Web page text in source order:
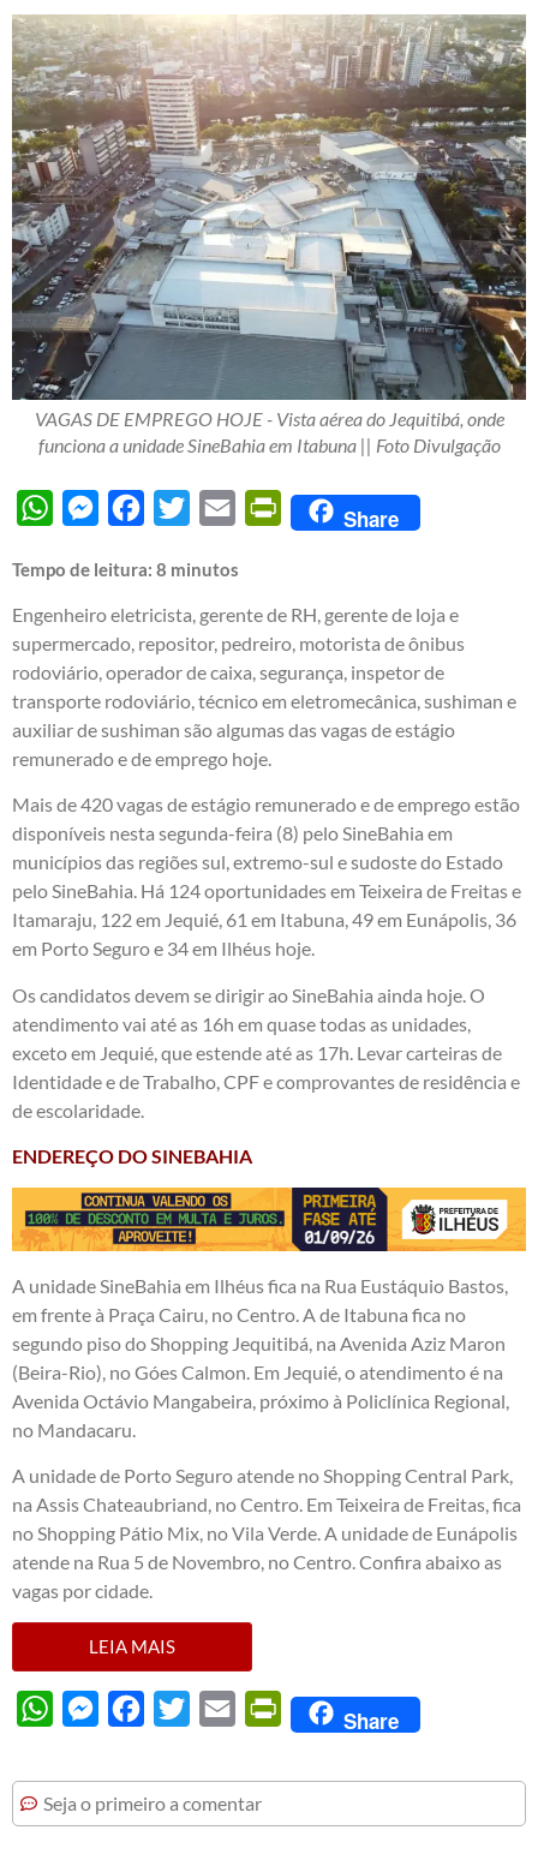
VAGAS DE EMPREGO HOJE - Vista aérea do Jequitibá, onde
funciona a unidade SineBahia em Itabuna || Foto Divulgação
WhatsAppMessengerFacebook
Twitter Email PrintFriendly
Share
Tempo de leitura: 8 minutos
Engenheiro eletricista, gerente de RH, gerente de loja e
supermercado, repositor, pedreiro, motorista de ônibus
rodoviário, operador de caixa, segurança, inspetor de
transporte rodoviário, técnico em eletromecânica, sushiman e
auxiliar de sushiman são algumas das vagas de estágio
remunerado e de emprego hoje.
Mais de 420 vagas de estágio remunerado e de emprego estão
disponíveis nesta segunda-feira (8) pelo SineBahia em
municípios das regiões sul, extremo-sul e sudoste do Estado
pelo SineBahia. Há 124 oportunidades em Teixeira de Freitas e
Itamaraju, 122 em Jequié, 61 em Itabuna, 49 em Eunápolis, 36
em Porto Seguro e 34 em Ilhéus hoje.
Os candidatos devem se dirigir ao SineBahia ainda hoje. O
atendimento vai até as 16h em quase todas as unidades,
exceto em Jequié, que estende até as 17h. Levar carteiras de
Identidade e de Trabalho, CPF e comprovantes de residência e
de escolaridade.
ENDEREÇO DO SINEBAHIA
A unidade SineBahia em Ilhéus fica na Rua Eustáquio Bastos,
em frente à Praça Cairu, no Centro. A de Itabuna fica no
segundo piso do Shopping Jequitibá, na Avenida Aziz Maron
(Beira-Rio), no Góes Calmon. Em Jequié, o atendimento é na
Avenida Octávio Mangabeira, próximo à Policlínica Regional,
no Mandacaru.
A unidade de Porto Seguro atende no Shopping Central Park,
na Assis Chateaubriand, no Centro. Em Teixeira de Freitas, fica
no Shopping Pátio Mix, no Vila Verde. A unidade de Eunápolis
atende na Rua 5 de Novembro, no Centro. Confira abaixo as
vagas por cidade.
LEIA MAIS
WhatsAppMessengerFacebook
Twitter Email PrintFriendly
Share
Seja o primeiro a comentar